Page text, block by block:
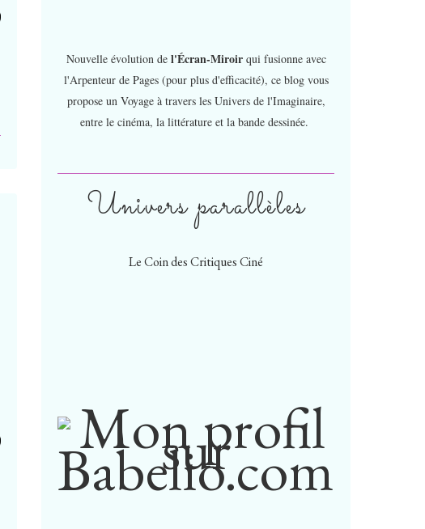
Univers parallèles
Le Coin des Critiques Ciné
Nouvelle évolution de l'Écran-Miroir qui fusionne avec
l'Arpenteur de Pages (pour plus d'efficacité), ce blog vous
propose un Voyage à travers les Univers de l'Imaginaire,
entre le cinéma, la littérature et la bande dessinée.